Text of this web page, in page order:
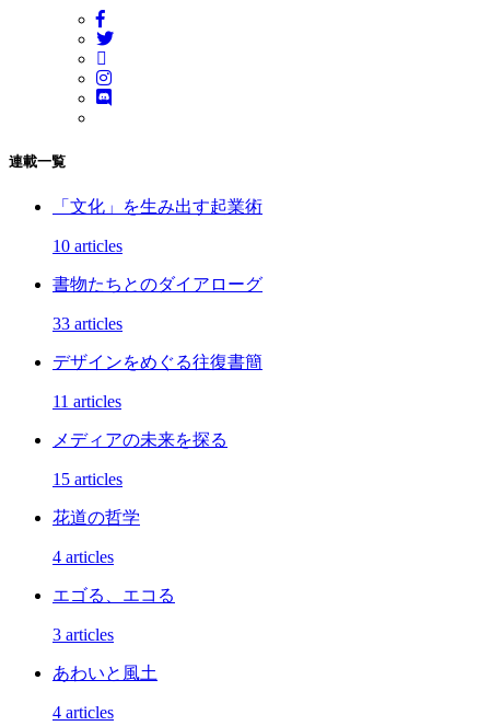
連載一覧
「文化」を生み出す起業術
10 articles
書物たちとのダイアローグ
33 articles
デザインをめぐる往復書簡
11 articles
メディアの未来を探る
15 articles
花道の哲学
4 articles
エゴる、エコる
3 articles
あわいと風土
4 articles